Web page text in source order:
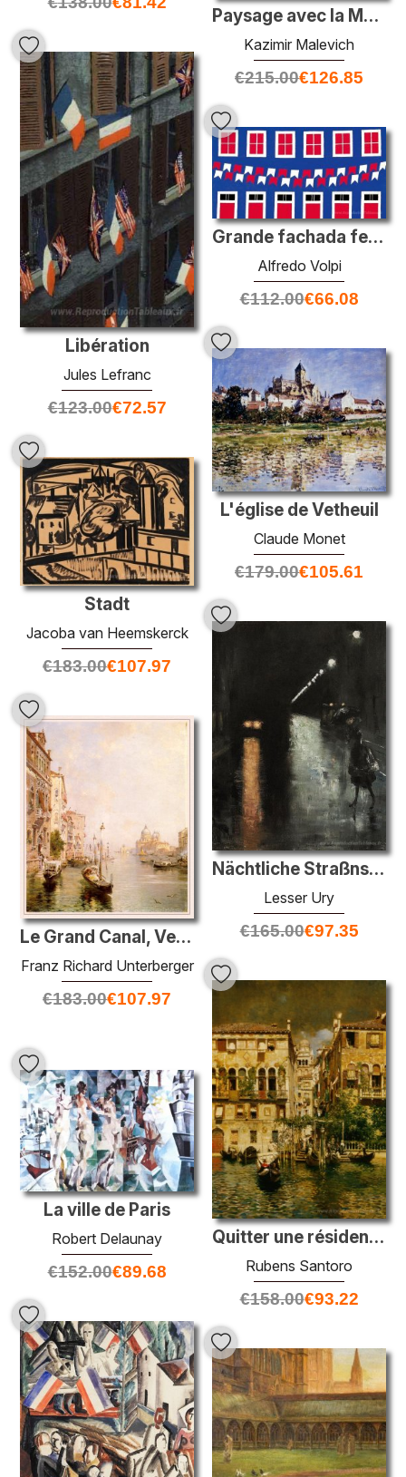
Paysage avec la Maison Blanche
Kazimir Malevich
€215.00€126.85
Libération
Jules Lefranc
€123.00€72.57
Grande fachada festiva
Alfredo Volpi
€112.00€66.08
L'église de Vetheuil
Claude Monet
€179.00€105.61
Stadt
Jacoba van Heemskerck
€183.00€107.97
Nächtliche Straßnszène, Berlin
Lesser Ury
€165.00€97.35
Le Grand Canal, Venise
Franz Richard Unterberger
€183.00€107.97
Quitter une résidence sur le Grand Canal
Rubens Santoro
€158.00€93.22
La ville de Paris
Robert Delaunay
€152.00€89.68